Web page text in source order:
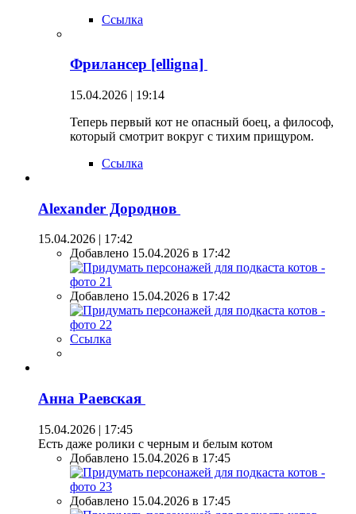
Ссылка
Фрилансер [elligna]
15.04.2026 | 19:14
Теперь первый кот не опасный боец, а философ,
который смотрит вокруг с тихим прищуром.
Ссылка
Alexander Дороднов
15.04.2026 | 17:42
Добавлено 15.04.2026 в 17:42
Добавлено 15.04.2026 в 17:42
Ссылка
Анна Раевская
15.04.2026 | 17:45
Есть даже ролики с черным и белым котом
Добавлено 15.04.2026 в 17:45
Добавлено 15.04.2026 в 17:45